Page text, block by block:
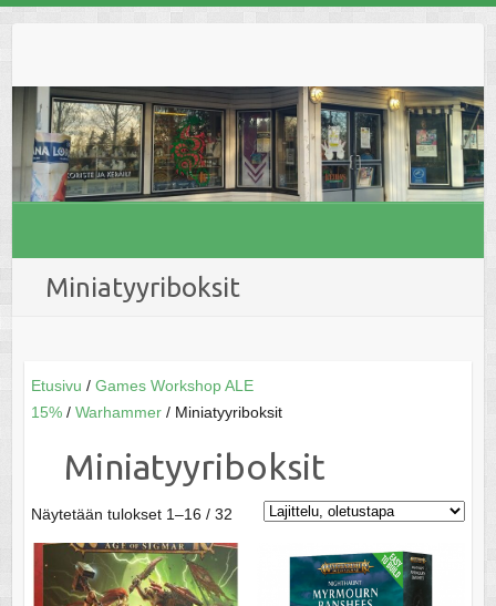
Miniatyyriboksit
Etusivu / Games Workshop ALE
15%/ Warhammer/ Miniatyyriboksit
Miniatyyriboksit
Näytetään tulokset 1–16 / 32